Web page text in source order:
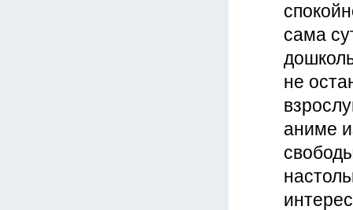
сама
не
аниме